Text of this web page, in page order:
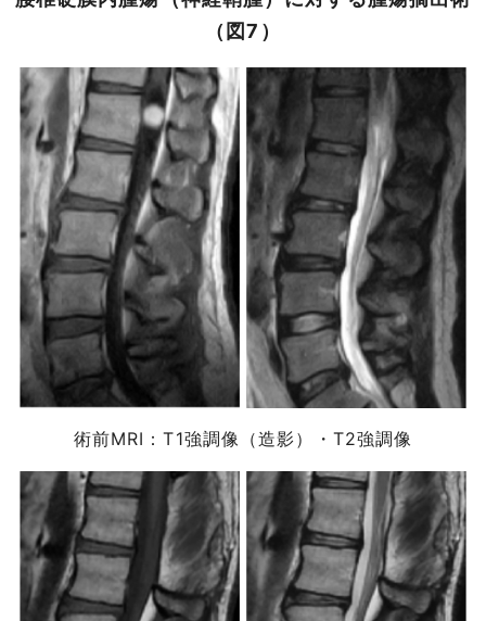
（図7）
術前MRI：T1強調像（造影）・T2強調像